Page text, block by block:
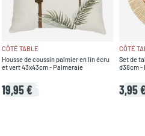
CÔTÉ TABLE
Housse de coussin palmier en lin écru
et vert 43x43cm - Palmeraie
19,95 €
CÔTÉ
Set de
d38cm -
3,95